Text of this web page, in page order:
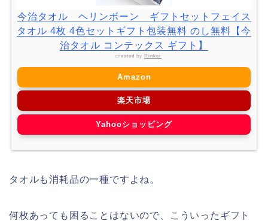
今治タオル ヘリンボーン ギフトセットフェイス
タオル 4枚 4色セットギフト包装無料 のし無料【今
治タオル コンテックス ギフト】
created by Rinker
Amazon
楽天市場
Yahooショッピング
タオルも消耗品の一種ですよね。
何枚あっても困ることはないので、こういったギフト